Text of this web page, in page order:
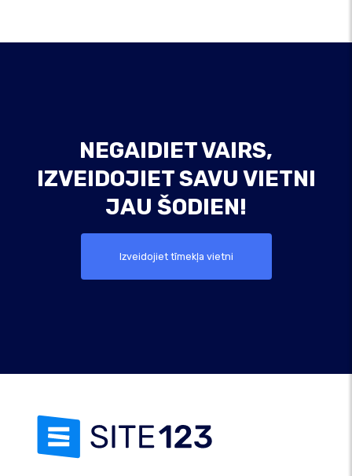
NEGAIDIET VAIRS,
IZVEIDOJIET SAVU VIETNI
JAU ŠODIEN!
Izveidojiet tīmekļa vietni